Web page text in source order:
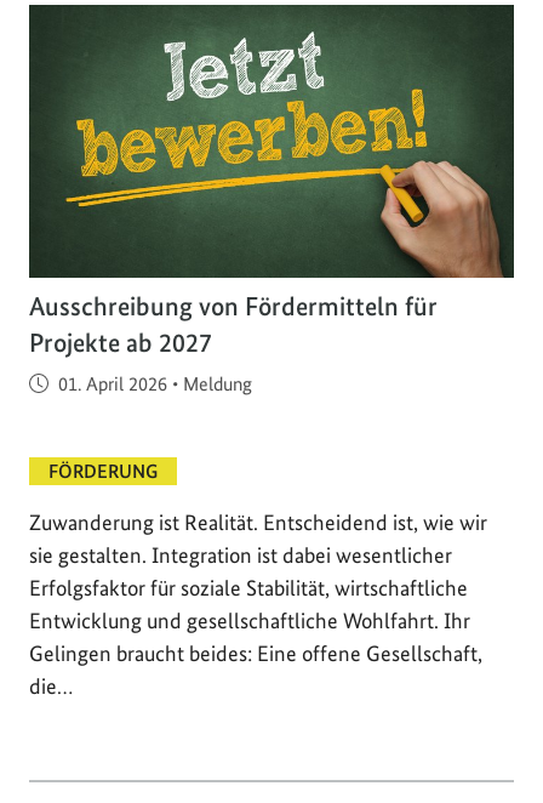
Ausschreibung von Fördermitteln für
Projekte ab 2027
Veröffentlicht am
01. April 2026 • Meldung
FÖRDERUNG
Zuwanderung ist Realität. Entscheidend ist, wie wir
sie gestalten. Integration ist dabei wesentlicher
Erfolgsfaktor für soziale Stabilität, wirtschaftliche
Entwicklung und gesellschaftliche Wohlfahrt. Ihr
Gelingen braucht beides: Eine offene Gesellschaft,
die…